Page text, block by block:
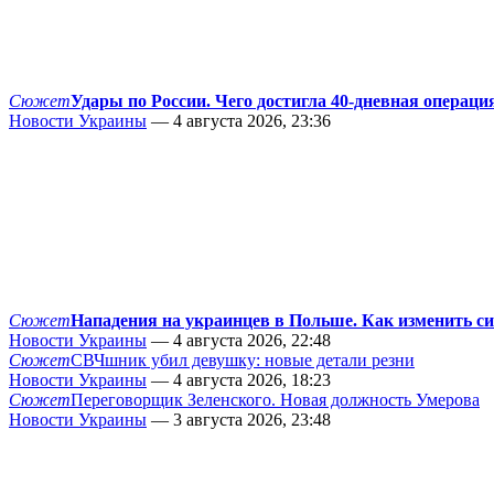
СюжетУдары по России. Чего достигла 40-дневная
Новости Украины — 4 августа 2026, 23:36
СюжетНападения на украинцев в Польше. Как изменить
Новости Украины — 4 августа 2026, 22:48
СюжетСВЧшник убил девушку: новые детали резни
Новости Украины — 4 августа 2026, 18:23
СюжетПереговорщик Зеленского. Новая должность Умерова
Новости Украины — 3 августа 2026, 23:48